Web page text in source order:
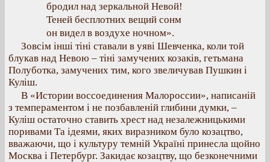
бродил над зеркальной Невой!
Теней бесплотних вещий сонм
он видел в воздухе ночном».
Зовсім інші тіні ставали в уяві Шевченка, коли той
блукав над Невою – тіні замучених козаків, гетьмана
Полуботка, замучених тим, кого звеличував Пушкин і
Куліш.
В «Истории воссоединения Малороссии», написаній
з темпераментом і не позбавленій глибини думки, –
Куліш остаточно ставить хрест над незалежницькими
поривами Та ідеями, яких виразником було козацтво,
вважаючи, що і культуру темній Україні принесла щойно
Москва і Петербург. Закидає козацтву, що безконечними